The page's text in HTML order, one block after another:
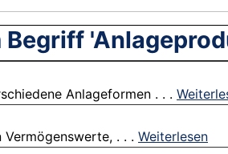
Begriff
Anlageformen . . .
. . . Weiterlesen